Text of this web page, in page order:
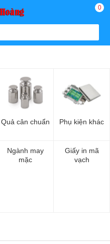
0
Quả cân chuẩn Phụ kiện khác
Ngành may
mặc
Giấy in mã
vạch